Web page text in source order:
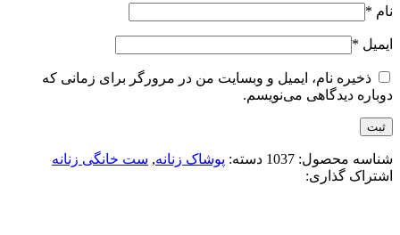
نام *
ایمیل *
ذخیره نام، ایمیل و وبسایت من در مرورگر برای زمانی که
دوباره دیدگاهی می‌نویسم.
شناسه محصول: 1037 دسته: پوشاک زنانه, ست خانگی زنانه
اشتراک گذاری: